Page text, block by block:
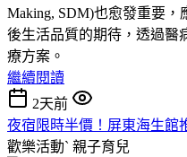
Making, SDM)也愈發重要
後生活品質的期待，透過醫
療方案。
繼續閱讀
2天前
夜宿限時半價！屏東海生館
歡樂活動ˋ 親子育兒